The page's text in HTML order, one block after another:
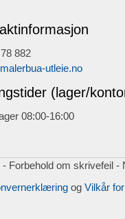
882
utleie.no
(lager/
08:00-16:00
Forbehold om skrivefeil -
ogVilkår